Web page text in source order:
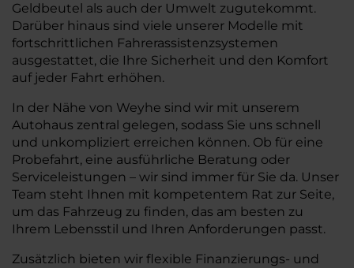
Geldbeutel als auch der Umwelt zugutekommt.
Darüber hinaus sind viele unserer Modelle mit
fortschrittlichen Fahrerassistenzsystemen
ausgestattet, die Ihre Sicherheit und den Komfort
auf jeder Fahrt erhöhen.
In der Nähe von Weyhe sind wir mit unserem
Autohaus zentral gelegen, sodass Sie uns schnell
und unkompliziert erreichen können. Ob für eine
Probefahrt, eine ausführliche Beratung oder
Serviceleistungen – wir sind immer für Sie da. Unser
Team steht Ihnen mit kompetentem Rat zur Seite,
um das Fahrzeug zu finden, das am besten zu
Ihrem Lebensstil und Ihren Anforderungen passt.
Zusätzlich bieten wir flexible Finanzierungs- und